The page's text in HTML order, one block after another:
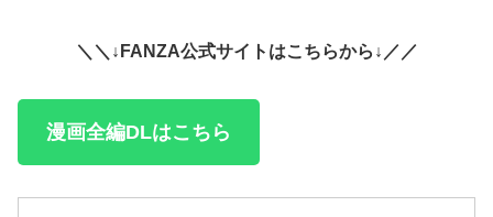
＼＼↓FANZA公式サイトはこちらから↓／／
漫画全編DLはこちら